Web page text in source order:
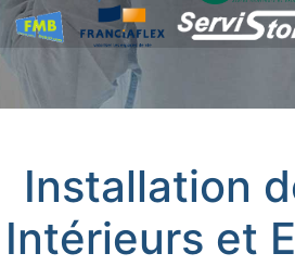
Installation
Intérieurs et